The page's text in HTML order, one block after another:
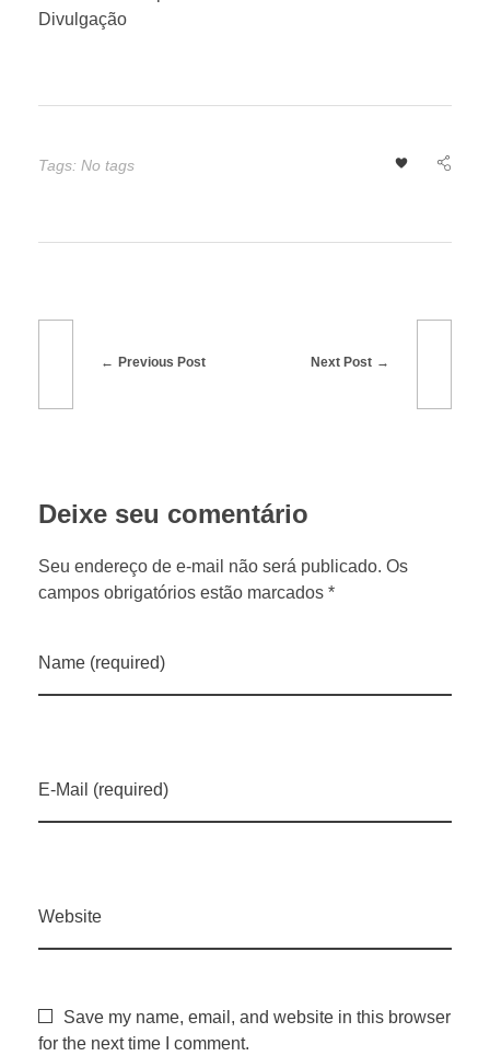
o
j
r
g
o
e
M
l
o
Divulgação
Tags: No tags
Previous Post Next Post
Deixe seu comentário
Seu endereço de e-mail não será publicado. Os
campos obrigatórios estão marcados *
Name (required)
E-Mail (required)
Website
Save my name, email, and website in this browser
for the next time I comment.